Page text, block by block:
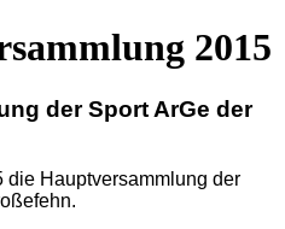
2015
der Sport ArGe der
die Hauptversammlung der